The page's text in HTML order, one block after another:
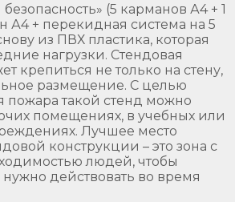
(5 карманов А4 + 1
А4 + перекидная система на 5
из ПВХ пластика, которая
нагрузки. Стендовая
крепиться не только на стену,
размещение. С целью
такой стенд можно
помещениях, в учебных или
Лучшее место
конструкции – это зона с
людей, чтобы
действовать во время